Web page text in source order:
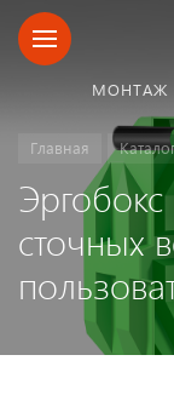
МОНТАЖ
Главная
сточных